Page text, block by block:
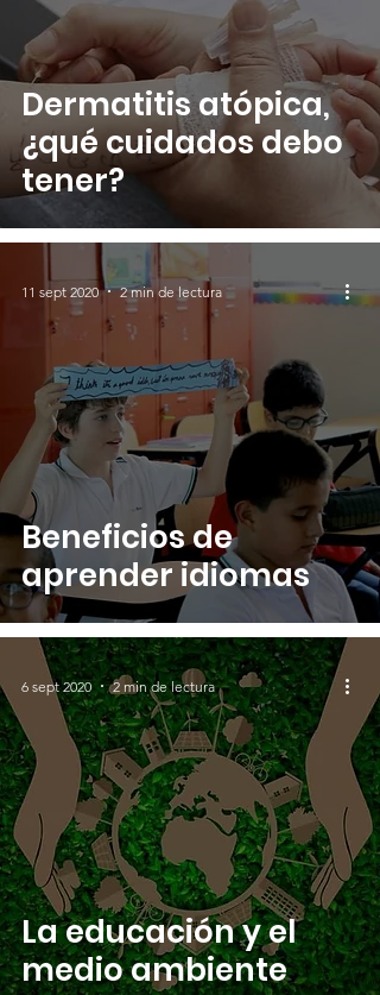
Dermatitis atópica,
¿qué cuidados debo
tener?
Beneficios de
aprender idiomas
11 sept 2020 2 min de lectura
La educación y el
medio ambiente
6 sept 2020 2 min de lectura